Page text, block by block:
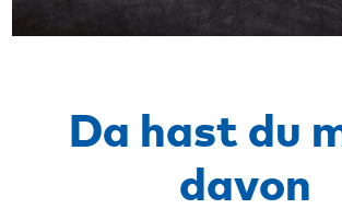
Da hast du
davon